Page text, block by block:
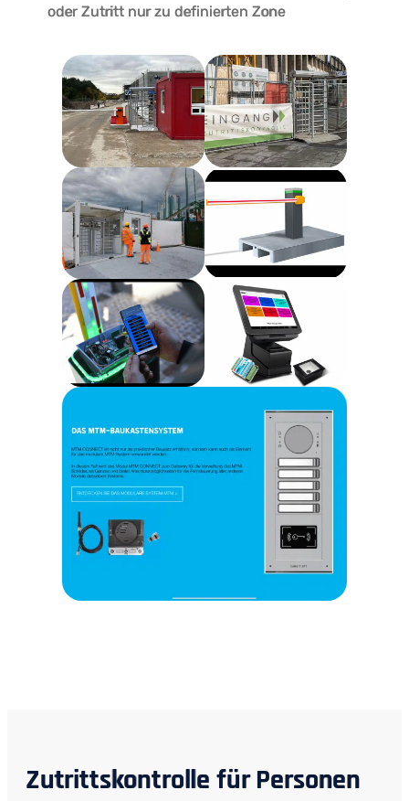
oder Zutritt nur zu definierten Zone
Zutrittskontrolle für Personen